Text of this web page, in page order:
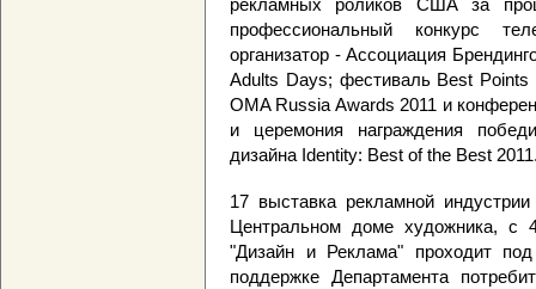
рекламных роликов США за
профессиональный конкурс
организатор - Ассоциация
Adults Days; фестиваль Best Points
OMA Russia Awards 2011 и
и церемония награждения
дизайна Identity: Best of the Best
17 выставка рекламной
Центральном доме художника, с
"Дизайн и Реклама" проходит
поддержке Департамента